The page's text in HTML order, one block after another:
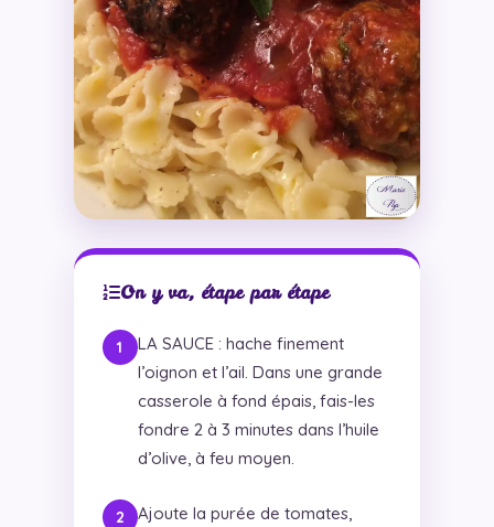
On y va, étape par étape
LA SAUCE : hache finement
l’oignon et l’ail. Dans une grande
casserole à fond épais, fais-les
fondre 2 à 3 minutes dans l’huile
d’olive, à feu moyen.
Ajoute la purée de tomates,